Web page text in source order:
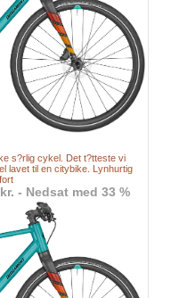
s?rlig cykel. Det t?tteste vi
lavet til en citybike. Lynhurtig
- Nedsat med 33 %